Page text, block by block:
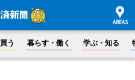
買う 暮らす・働く 学ぶ・知る